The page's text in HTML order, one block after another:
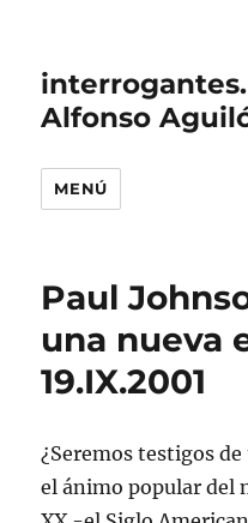
Alfonso
MENÚ
Paul
una nueva
19.IX.2001
¿Seremos testigos
el ánimo popular del